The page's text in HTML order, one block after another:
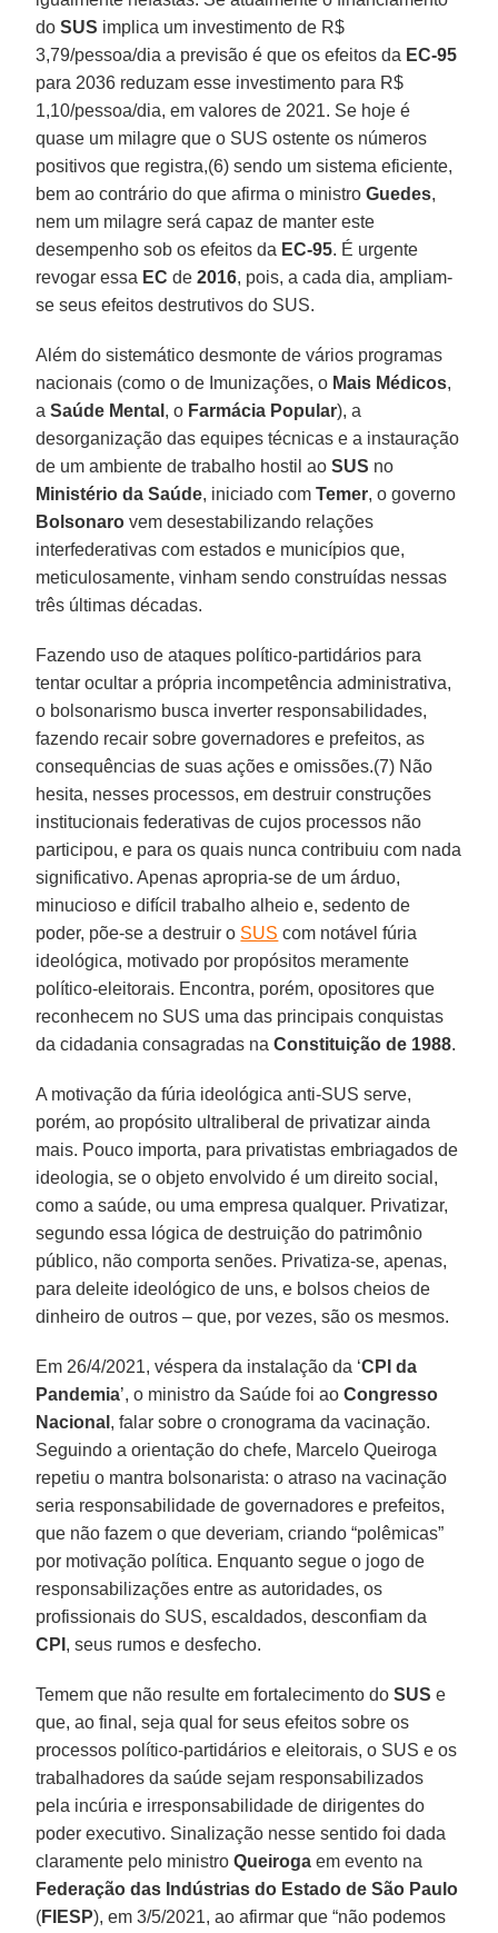
doSUS implica um investimento de R$
3,79/pessoa/dia a previsão é que os efeitos da EC-95
para 2036 reduzam esse investimento para R$
1,10/pessoa/dia, em valores de 2021. Se hoje é
quase um milagre que o SUS ostente os números
positivos que registra,(6) sendo um sistema eficiente,
bem ao contrário do que afirma o ministroGuedes,
nem um milagre será capaz de manter este
desempenho sob os efeitos da EC-95. É urgente
revogar essa EC de2016, pois, a cada dia, ampliam-
se seus efeitos destrutivos do SUS.
Além do sistemático desmonte de vários programas
nacionais (como o de Imunizações, o Mais Médicos,
aSaúde Mental , o Farmácia Popular), a
desorganização das equipes técnicas e a instauração
de um ambiente de trabalho hostil aoSUS no
Ministério da Saúde, iniciado comTemer, o governo
Bolsonaro vem desestabilizando relações
interfederativas com estados e municípios que,
meticulosamente, vinham sendo construídas nessas
três últimas décadas.
Fazendo uso de ataques político-partidários para
tentar ocultar a própria incompetência administrativa,
o bolsonarismo busca inverter responsabilidades,
fazendo recair sobre governadores e prefeitos, as
consequências de suas ações e omissões.(7) Não
hesita, nesses processos, em destruir construções
institucionais federativas de cujos processos não
participou, e para os quais nunca contribuiu com nada
significativo. Apenas apropria-se de um árduo,
minucioso e difícil trabalho alheio e, sedento de
poder, põe-se a destruir o SUS com notável fúria
ideológica, motivado por propósitos meramente
político-eleitorais. Encontra, porém, opositores que
reconhecem no SUS uma das principais conquistas
da cidadania consagradas naConstituição de 1988.
A motivação da fúria ideológica anti-SUS serve,
porém, ao propósito ultraliberal de privatizar ainda
mais. Pouco importa, para privatistas embriagados de
ideologia, se o objeto envolvido é um direito social,
como a saúde, ou uma empresa qualquer. Privatizar,
segundo essa lógica de destruição do patrimônio
público, não comporta senões. Privatiza-se, apenas,
para deleite ideológico de uns, e bolsos cheios de
dinheiro de outros – que, por vezes, são os mesmos.
Em 26/4/2021, véspera da instalação da ‘CPI da
Pandemia’, o ministro da Saúde foi aoCongresso
Nacional , falar sobre o cronograma da vacinação.
Seguindo a orientação do chefe, Marcelo Queiroga
repetiu o mantra bolsonarista: o atraso na vacinação
seria responsabilidade de governadores e prefeitos,
que não fazem o que deveriam, criando “polêmicas”
por motivação política. Enquanto segue o jogo de
responsabilizações entre as autoridades, os
profissionais do SUS, escaldados, desconfiam da
CPI , seus rumos e desfecho.
Temem que não resulte em fortalecimento doSUS e
que, ao final, seja qual for seus efeitos sobre os
processos político-partidários e eleitorais, o SUS e os
trabalhadores da saúde sejam responsabilizados
pela incúria e irresponsabilidade de dirigentes do
poder executivo. Sinalização nesse sentido foi dada
claramente pelo ministroQueiroga em evento na
Federação das Indústrias do Estado de São Paulo
(FIESP), em 3/5/2021, ao afirmar que “não podemos